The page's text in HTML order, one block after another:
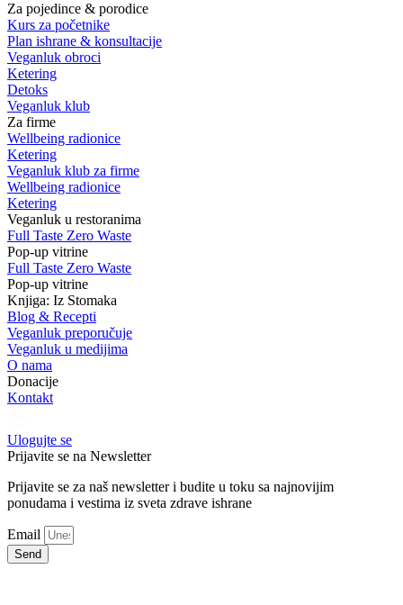
Za pojedince & porodice
Kurs za početnike
Plan ishrane & konsultacije
Veganluk obroci
Ketering
Detoks
Veganluk klub
Za firme
Wellbeing radionice
Ketering
Veganluk klub za firme
Wellbeing radionice
Ketering
Veganluk u restoranima
Full Taste Zero Waste
Pop-up vitrine
Full Taste Zero Waste
Pop-up vitrine
Knjiga: Iz Stomaka
Blog & Recepti
Veganluk preporučuje
Veganluk u medijima
O nama
Donacije
Kontakt
Ulogujte se
Prijavite se na Newsletter
Prijavite se za naš newsletter i budite u toku sa najnovijim
ponudama i vestima iz sveta zdrave ishrane
Email
Send